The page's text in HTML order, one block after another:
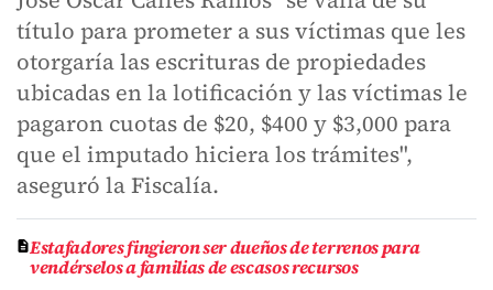
título para prometer a sus víctimas que les
otorgaría las escrituras de propiedades
ubicadas en la lotificación y las víctimas le
pagaron cuotas de $20, $400 y $3,000 para
que el imputado hiciera los trámites",
aseguró la Fiscalía.
Estafadores fingieron ser dueños de terrenos para
vendérselos a familias de escasos recursos